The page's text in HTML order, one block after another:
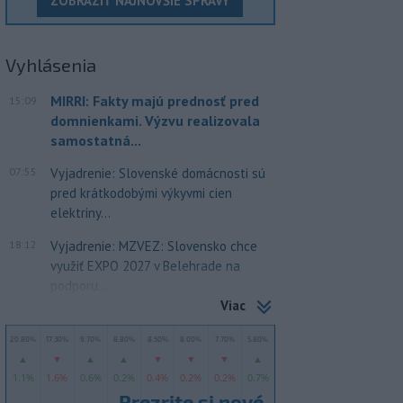
Vyhlásenia
15:09
MIRRI: Fakty majú prednosť pred
domnienkami. Výzvu realizovala
samostatná...
07:55
Vyjadrenie: Slovenské domácnosti sú
pred krátkodobými výkyvmi cien
elektriny...
18:12
Vyjadrenie: MZVEZ: Slovensko chce
využiť EXPO 2027 v Belehrade na
podporu...
Viac